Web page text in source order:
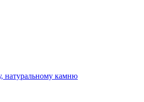
натуральному камню